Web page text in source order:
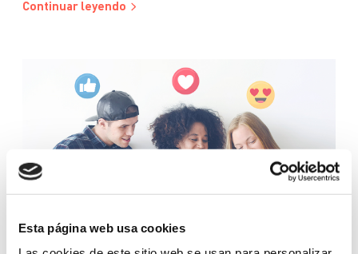
Esta página web usa cookies
Continuar leyendo